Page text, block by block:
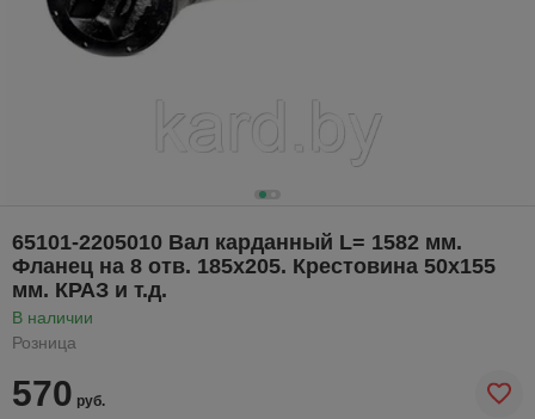
65101-2205010 Вал карданный L= 1582 мм.
Фланец на 8 отв. 185х205. Крестовина 50х155
мм. КРАЗ и т.д.
В наличии
Розница
570 руб.